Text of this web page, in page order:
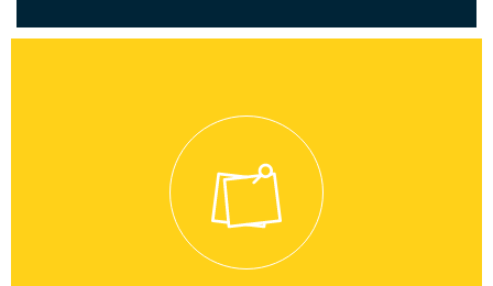
A distanza di quasi un mese, precisamente dal 7 Aprile
2022, il portale del Mite dedicato alle Valutazioni d’impatto
ambientali (oltre che VAS e AIA) ancora non funziona e
rende impossibile la consultazione di tutti gli atti ai cittadini
nonché la pubblicazione de...